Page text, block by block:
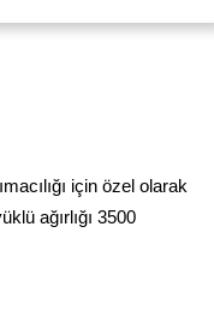
için özel olarak
ağırlığı 3500